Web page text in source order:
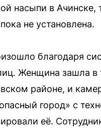
насыпи в Ачинске,
не установлена.
благодаря
Женщина зашла в
районе, и
город» с
её.